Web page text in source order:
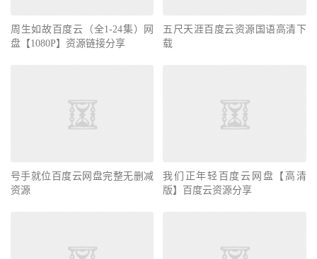
周生如故百度云（全1-24集）网
盘【1080P】资源链接分享
五尺天涯百度云资源国语高清下
载
号手就位百度云网盘完整无删减
资源
我们正年轻百度云网盘【高清
版】百度云资源分享